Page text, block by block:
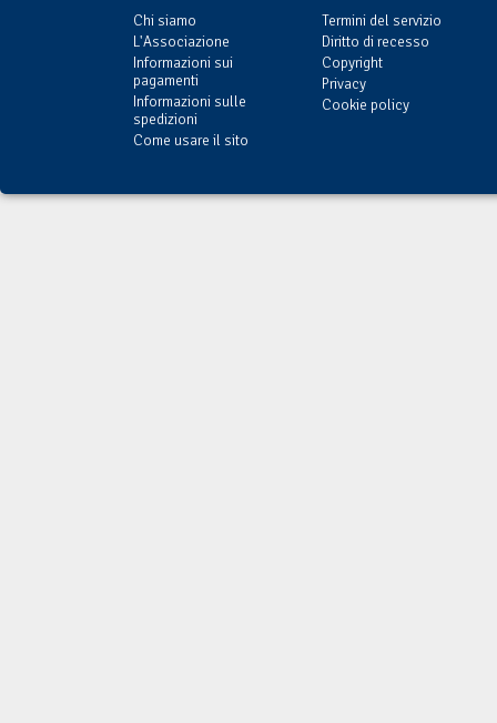
Chi siamo
L'Associazione
Informazioni sui
pagamenti
Informazioni sulle
spedizioni
Come usare il sito
Termini del servizio
Diritto di recesso
Copyright
Privacy
Cookie policy